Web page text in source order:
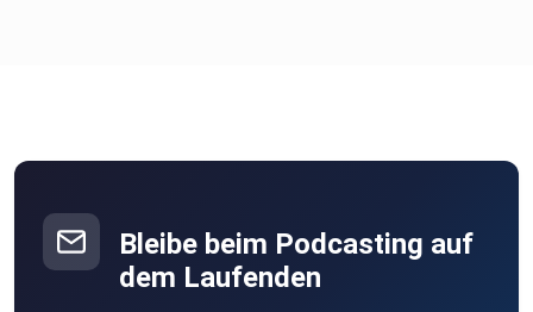
Bleibe beim Podcasting auf
dem Laufenden